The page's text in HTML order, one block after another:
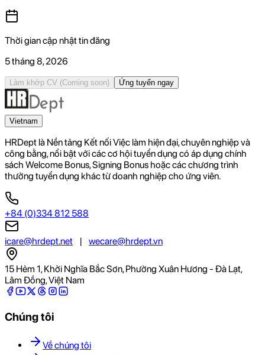
Thời gian cập nhật tin đăng
5 tháng 8, 2026
Làm khớp CV (Coming soon) Ứng tuyển ngay
Vietnam
HRDept là Nền tảng Kết nối Việc làm hiện đại, chuyên nghiệp và
công bằng, nổi bật với các cơ hội tuyển dụng có áp dụng chính
sách Welcome Bonus, Signing Bonus hoặc các chương trình
thưởng tuyển dụng khác từ doanh nghiệp cho ứng viên.
+84 (0)334 812 588
icare@hrdept.net | wecare@hrdept.vn
15 Hẻm 1, Khởi Nghĩa Bắc Sơn, Phường Xuân Hương - Đà Lạt,
Lâm Đồng, Việt Nam
Chúng tôi
Về chúng tôi